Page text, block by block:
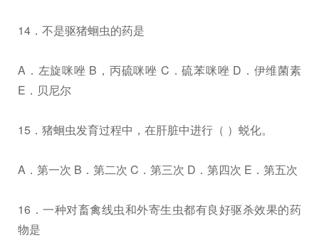
14．不是驱猪蛔虫的药是
A．左旋咪唑 B，丙硫咪唑 C．硫苯咪唑 D．伊维菌素
E．贝尼尔
15．猪蛔虫发育过程中，在肝脏中进行（ ）蜕化。
A．第一次 B．第二次 C．第三次 D．第四次 E．第五次
16．一种对畜禽线虫和外寄生虫都有良好驱杀效果的药
物是